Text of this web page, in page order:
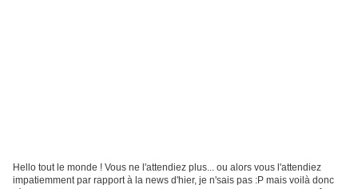
Hello tout le monde ! Vous ne l'attendiez plus... ou alors vous l'attendiez
impatiemment par rapport à la news d'hier, je n'sais pas :P mais voilà donc